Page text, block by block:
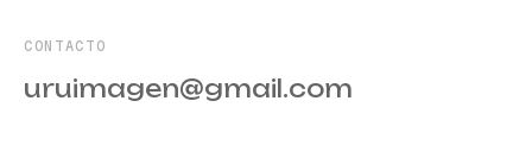
CONTACTO
uruimagen@gmail.com